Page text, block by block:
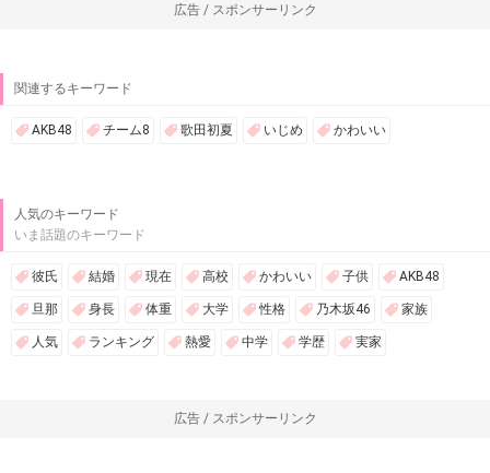
広告 / スポンサーリンク
関連するキーワード
AKB48 チーム8 歌田初夏 いじめ かわいい
人気のキーワード
いま話題のキーワード
彼氏 結婚 現在 高校 かわいい 子供 AKB48
旦那 身長 体重 大学 性格 乃木坂46 家族
人気 ランキング 熱愛 中学 学歴 実家
広告 / スポンサーリンク